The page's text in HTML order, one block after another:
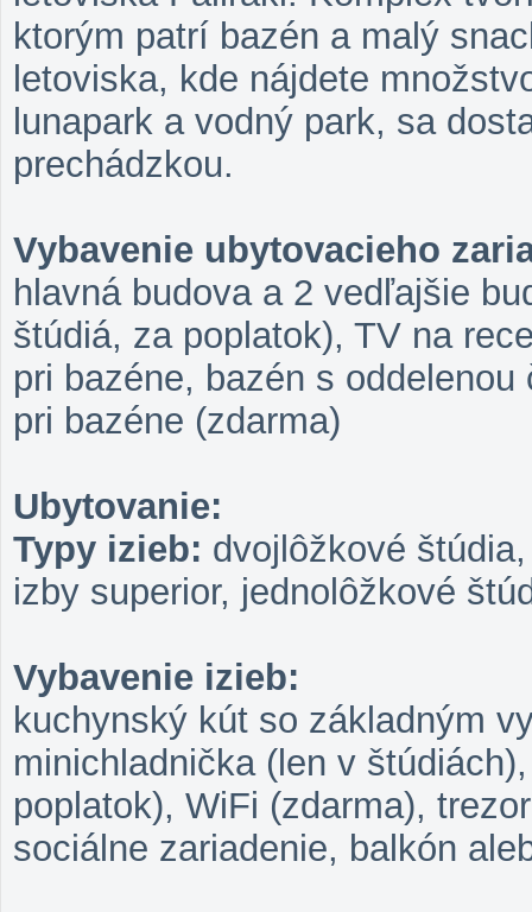
ktorým patrí bazén a malý
letoviska, kde nájdete
lunapark a vodný park, sa
prechádzkou.
Vybavenie ubytovacieho
hlavná budova a 2 vedľajšie
štúdiá, za poplatok), TV na
pri bazéne, bazén s
pri bazéne (zdarma)
Ubytovanie:
Typy izieb: dvojlôžkové
izby superior, jednolôžkové
Vybavenie izieb:
kuchynský kút so základným
minichladnička (len v
poplatok), WiFi (zdarma),
sociálne zariadenie, balkón